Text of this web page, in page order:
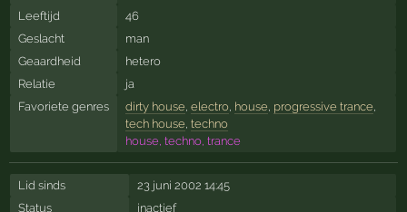
Leeftijd
46
Geslacht
man
Geaardheid
hetero
Relatie
ja
Favoriete genres
dirty house, electro, house, progressive trance,
tech house, techno
house, techno, trance
Lid sinds
23 juni 2002 14:45
Status
inactief